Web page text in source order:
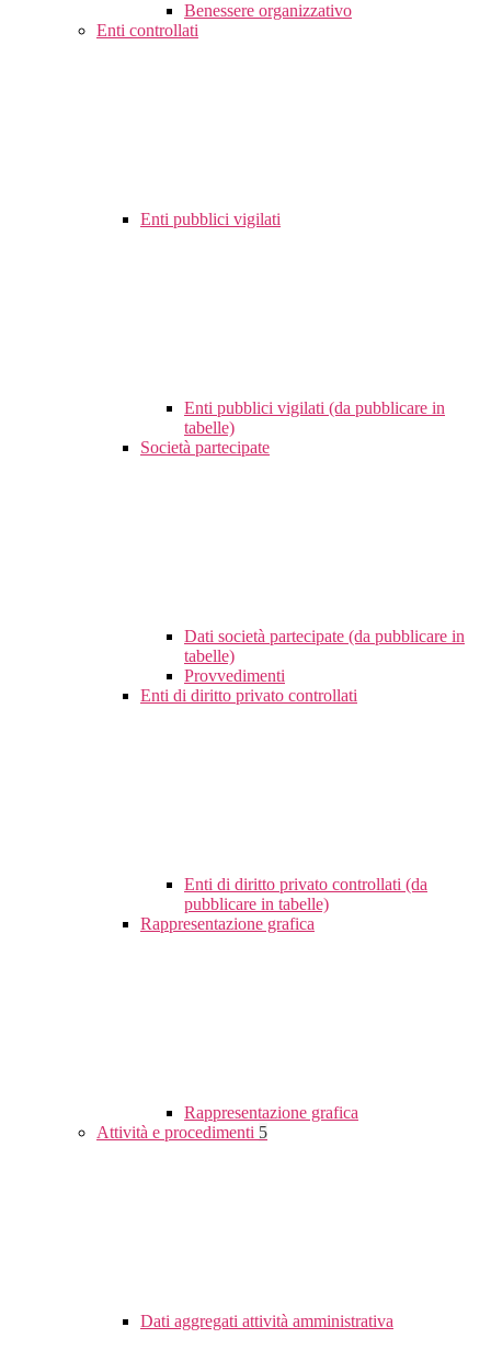
Benessere organizzativo
Enti controllati
Enti pubblici vigilati
Enti pubblici vigilati (da pubblicare in
tabelle)
Società partecipate
Dati società partecipate (da pubblicare in
tabelle)
Provvedimenti
Enti di diritto privato controllati
Enti di diritto privato controllati (da
pubblicare in tabelle)
Rappresentazione grafica
Rappresentazione grafica
Attività e procedimenti 5
Dati aggregati attività amministrativa